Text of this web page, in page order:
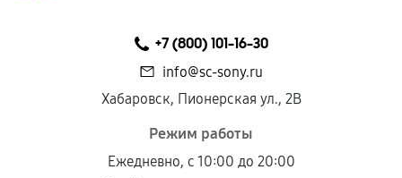
+7 (800) 101-16-30
info@sc-sony.ru
Хабаровск, Пионерская ул., 2В
Режим работы
Ежедневно, с 10:00 до 20:00